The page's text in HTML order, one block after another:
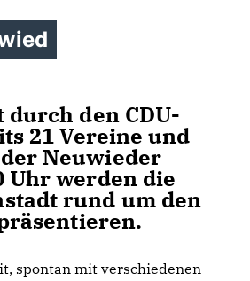
den CDU-
21 Vereine und
Neuwieder
Uhr werden die
rund um den
spontan mit verschiedenen